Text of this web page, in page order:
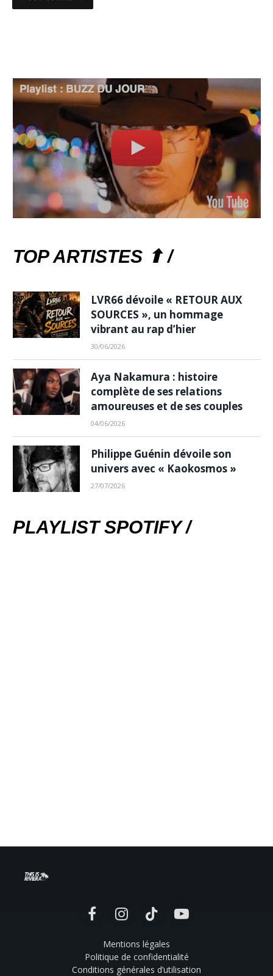
TOP ARTISTES ⬆ /
LVR66 dévoile « RETOUR AUX
SOURCES », un hommage
vibrant au rap d’hier
30/06/2026
Aya Nakamura : histoire
complète de ses relations
amoureuses et de ses couples
04/06/2026
Philippe Guénin dévoile son
univers avec « Kaokosmos »
27/07/2026
PLAYLIST SPOTIFY /
FacebookInstagramTikTok YouTube
Mentions légales
Politique de confidentialité
Conditions générales d’utilisation